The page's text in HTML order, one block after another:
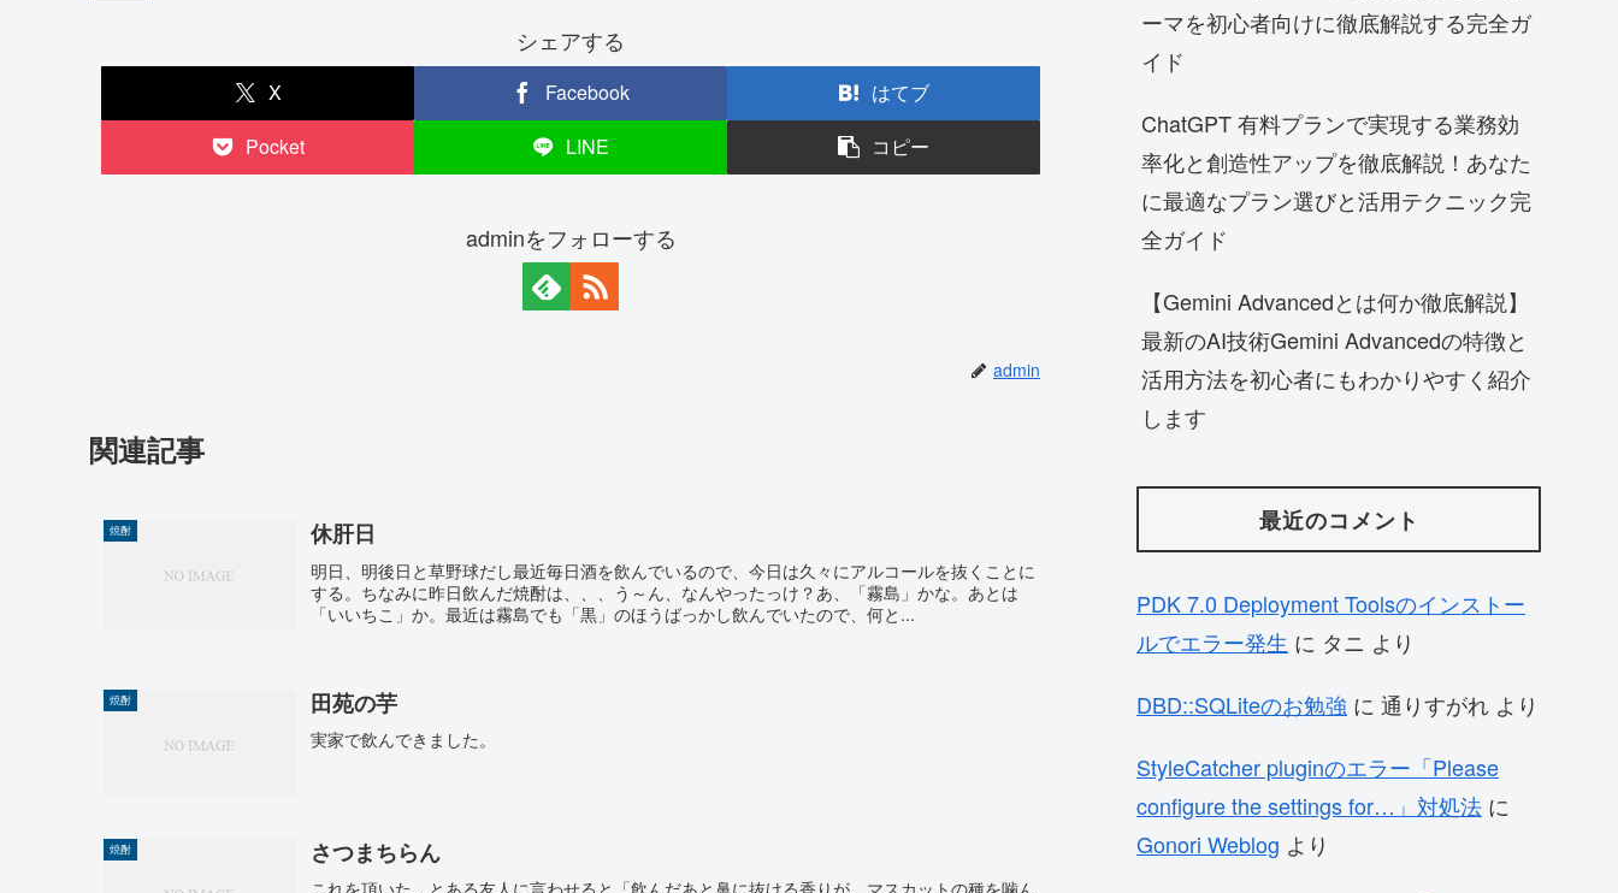
シェアする
X Facebook
はてブ
Pocket
LINE コピー
adminをフォローする
admin
関連記事
焼酎 休肝日
明日、明後日と草野球だし最近毎日酒を飲んでいるので、今日は久々にアルコールを抜くことに
する。ちなみに昨日飲んだ焼酎は、、、う～ん、なんやったっけ？あ、「霧島」かな。あとは
「いいちこ」か。最近は霧島でも「黒」のほうばっかし飲んでいたので、何と...
焼酎 田苑の芋
実家で飲んできました。
焼酎 さつまちらん
これを頂いた、とある友人に言わせると「飲んだあと鼻に抜ける香りが、マスカットの種を噛ん
ーマを初心者向けに徹底解説する完全ガ
イド
ChatGPT 有料プランで実現する業務効
率化と創造性アップを徹底解説！あなた
に最適なプラン選びと活用テクニック完
全ガイド
【Gemini Advancedとは何か徹底解説】
最新のAI技術Gemini Advancedの特徴と
活用方法を初心者にもわかりやすく紹介
します
最近のコメント
PDK 7.0 Deployment Toolsのインストー
ルでエラー発生 に タニ より
DBD::SQLiteのお勉強 に 通りすがれ より
StyleCatcher pluginのエラー「Please
configure the settings for…」対処法 に
Gonori Weblog より